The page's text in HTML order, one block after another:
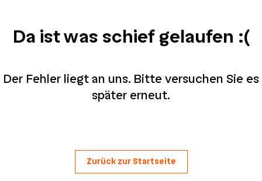
Da ist was schief gelaufen :(
Der Fehler liegt an uns. Bitte versuchen Sie es
später erneut.
Zurück zur Startseite